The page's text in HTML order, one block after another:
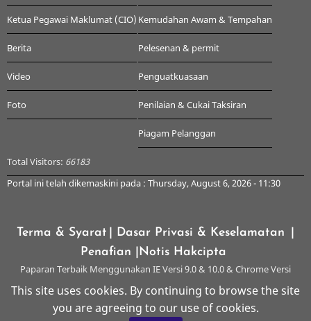
Ketua Pegawai Maklumat (CIO)
Berita
Video
Foto
Kemudahan Awam & Tempahan
Pelesenan & permit
Penguatkuasaan
Penilaian & Cukai Taksiran
Piagam Pelanggan
Total Visitors: 66183
Portal ini telah dikemaskini pada : Thursday, August 6, 2026 - 11:30
Terma & Syarat | Dasar Privasi & Keselamatan
Penafian
|Notis Hakcipta
Paparan Terbaik Menggunakan IE Versi 9.0 & 10.0 & Chrome Versi
Terkini & ke atas dengan Resolusi 1024 x 768
© 2026 Majlis Perbandaran Kangar, All rights reserved.
This site uses cookies. By continuing to browse the site
you are agreeing to our use of cookies.